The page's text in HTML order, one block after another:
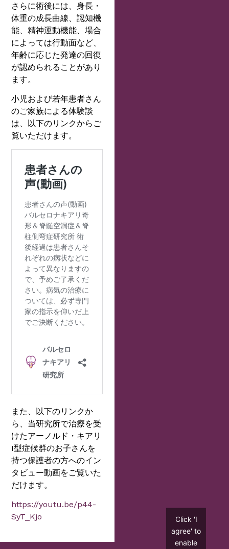
さらに術後には、身長・
体重の成長曲線、認知機
能、精神運動機能、場合
によっては行動面など、
年齢に応じた発達の回復
が認められることがあり
ます。
小児および若年患者さん
のご家族による体験談
は、以下のリンクからご
覧いただけます。
また、以下のリンクか
ら、当研究所で治療を受
けたアーノルド・キアリ
I型症候群のお子さんを
持つ保護者の方へのイン
タビュー動画をご覧いた
だけます。
https://youtu.be/p44-
SyT_Kjo
Click 'I
agree' to
enable